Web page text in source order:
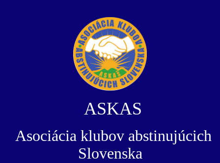
ASKAS
Asociácia klubov abstinujúcich
Slovenska